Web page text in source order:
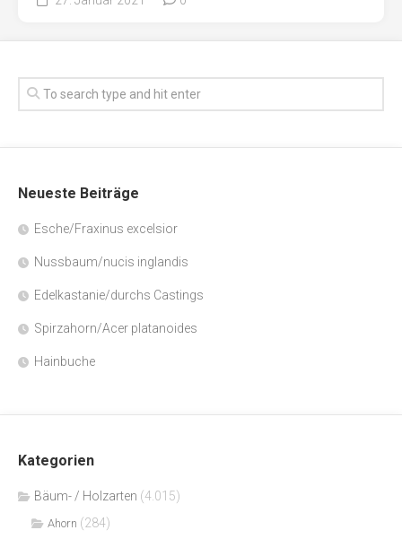
Neueste Beiträge
Esche/Fraxinus excelsior
Nussbaum/nucis inglandis
Edelkastanie/durchs Castings
Spirzahorn/Acer platanoides
Hainbuche
Kategorien
Bäum- / Holzarten (4.015)
Ahorn (284)